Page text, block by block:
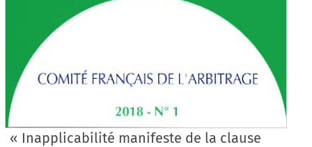
« Inapplicabilité manifeste de la clause